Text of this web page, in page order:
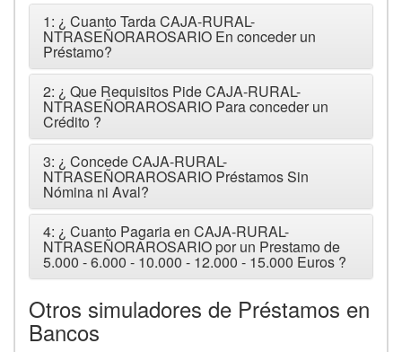
1: ¿ Cuanto Tarda CAJA-RURAL-
NTRASEÑORAROSARIO En conceder un
Préstamo?
2: ¿ Que Requisitos Pide CAJA-RURAL-
NTRASEÑORAROSARIO Para conceder un
Crédito ?
3: ¿ Concede CAJA-RURAL-
NTRASEÑORAROSARIO Préstamos Sin
Nómina ni Aval?
4: ¿ Cuanto Pagaria en CAJA-RURAL-
NTRASEÑORAROSARIO por un Prestamo de
5.000 - 6.000 - 10.000 - 12.000 - 15.000 Euros ?
Otros simuladores de Préstamos en
Bancos